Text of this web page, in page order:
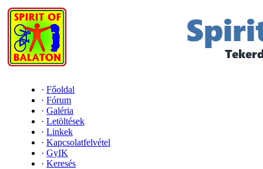
· Főoldal
· Fórum
· Galéria
· Letöltések
· Linkek
· Kapcsolatfelvétel
· GyIK
· Keresés